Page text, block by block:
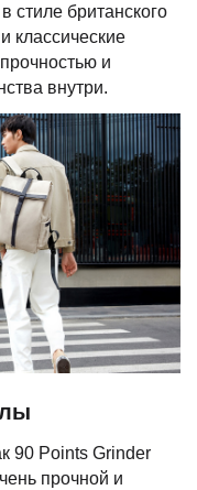
стиле британского
классические
и
внутри.
90 Points Grinder
прочной и